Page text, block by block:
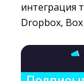
интеграция
Dropbox,